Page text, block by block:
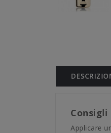
Consigli
Applicare